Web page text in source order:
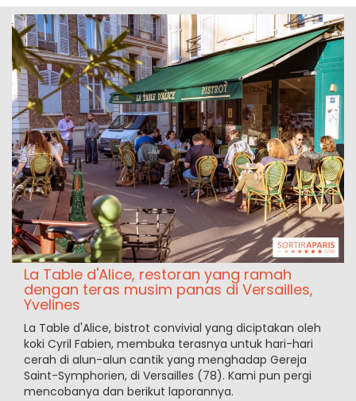
La Table d'Alice, restoran yang ramah
dengan teras musim panas di Versailles,
Yvelines
La Table d'Alice, bistrot convivial yang diciptakan oleh
koki Cyril Fabien, membuka terasnya untuk hari-hari
cerah di alun-alun cantik yang menghadap Gereja
Saint-Symphorien, di Versailles (78). Kami pun pergi
mencobanya dan berikut laporannya.